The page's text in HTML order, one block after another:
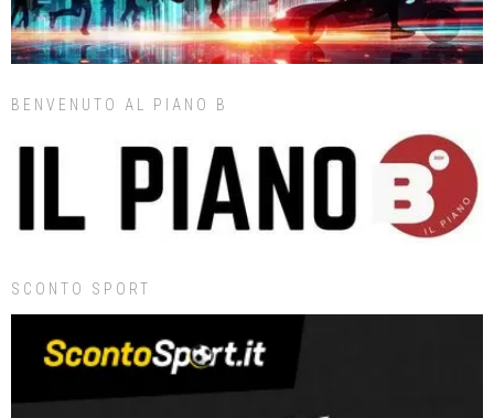
BENVENUTO AL PIANO B
SCONTO SPORT